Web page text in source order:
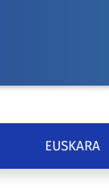
EUSKARA